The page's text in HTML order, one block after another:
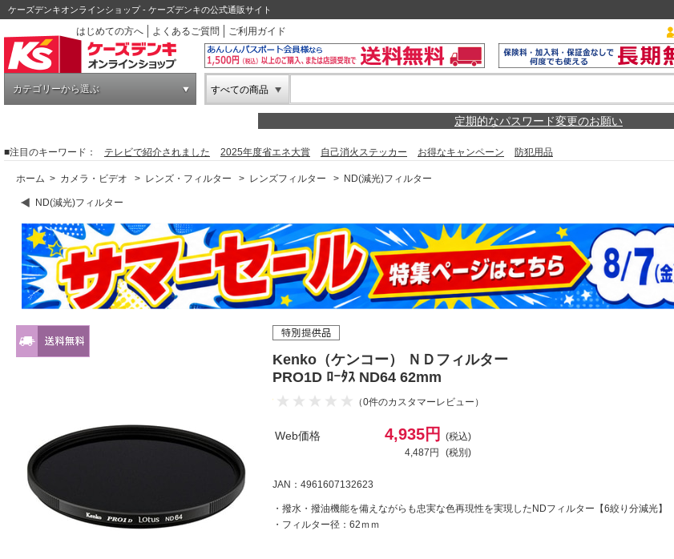
ケーズデンキオンラインショップ - ケーズデンキの公式通販サイト
はじめての方へ
よくあるご質問 ご利用ガイド
カテゴリーから選ぶ すべての商品
定期的なパスワード変更のお願い
■注目のキーワード： テレビで紹介されました 2025年度省エネ大賞 自己消火ステッカー お得なキャンペーン 防犯用品
ホーム > カメラ・ビデオ > レンズ・フィルター > レンズフィルター > ND(減光)フィルター
ND(減光)フィルター
Kenko（ケンコー） ＮＤフィルター
PRO1D ﾛｰﾀｽ ND64 62mm
（0件のカスタマーレビュー）
Web価格 4,935円
(税込)
4,487円
(税別)
JAN：4961607132623
・撥水・撥油機能を備えながらも忠実な色再現性を実現したNDフィルター【6絞り分減光】
・フィルター径：62ｍｍ